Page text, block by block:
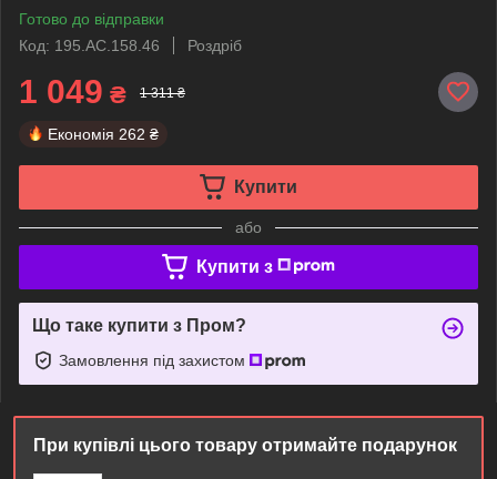
Готово до відправки
Код: 195.AC.158.46
Роздріб
1 049 ₴ 1 311 ₴
Економія 262 ₴
Купити
або
Купити з
Що таке купити з Пром?
Замовлення під захистом
При купівлі цього товару отримайте подарунок